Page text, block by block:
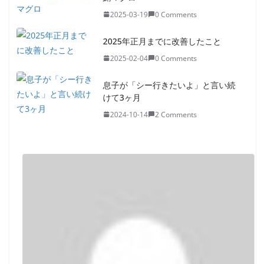
2025-03-19 0 Comments
2025年正月までに改善したこと
2025-02-04 0 Comments
息子が「シー行きたいよ」と言い続
けて3ヶ月
2024-10-14 2 Comments